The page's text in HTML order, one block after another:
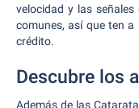
velocidad y las
comunes, así que ten
crédito.
Descubre los
Además de las